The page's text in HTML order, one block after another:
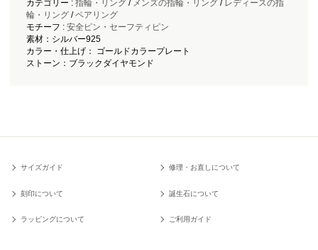
カテゴリー : 指輪・リング / メンズの指輪・リング / レディースの指
輪・リング/ペアリング
モチーフ : 安全ピン・セーフティピン
素材：シルバー925
カラー・仕上げ： ゴールドカラープレート
ストーン：ブラックダイヤモンド
サイズガイド 修理・お直しについて
刻印について 誕生石について
ラッピングについて ご利用ガイド